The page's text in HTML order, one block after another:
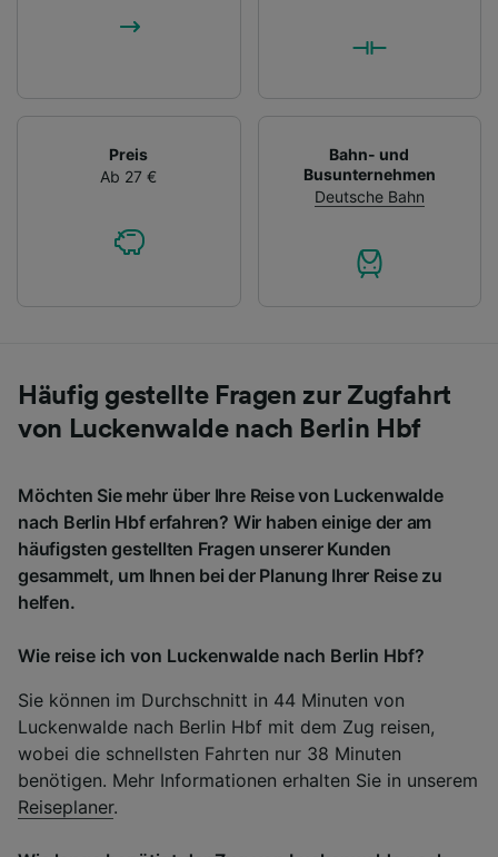
Preis
Ab 27 €
Bahn- und
Busunternehmen
Deutsche Bahn
Häufig gestellte Fragen zur Zugfahrt
von Luckenwalde nach Berlin Hbf
Möchten Sie mehr über Ihre Reise von Luckenwalde
nach Berlin Hbf erfahren? Wir haben einige der am
häufigsten gestellten Fragen unserer Kunden
gesammelt, um Ihnen bei der Planung Ihrer Reise zu
helfen.
Wie reise ich von Luckenwalde nach Berlin Hbf?
Sie können im Durchschnitt in 44 Minuten von
Luckenwalde nach Berlin Hbf mit dem Zug reisen,
wobei die schnellsten Fahrten nur 38 Minuten
benötigen. Mehr Informationen erhalten Sie in unserem
Reiseplaner.